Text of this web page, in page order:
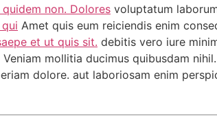
non. Dolores voluptatum
Amet quis eum reiciendis enim
et ut quis sit. debitis vero iure
mollitia ducimus quibusdam
dolore. aut laboriosam enim